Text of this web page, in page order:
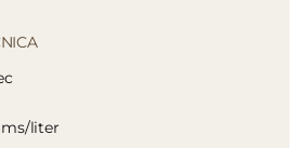
liter